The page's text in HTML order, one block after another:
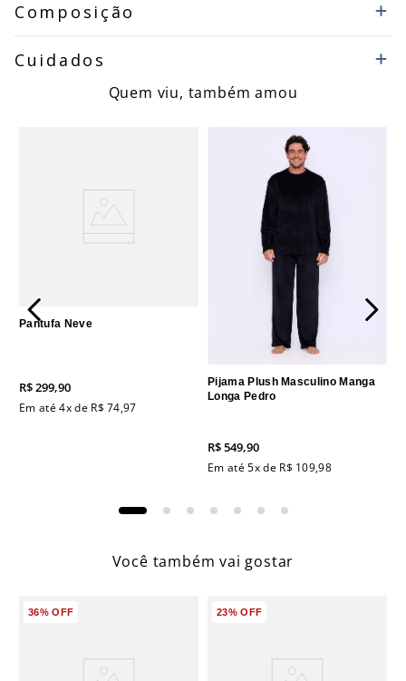
Composição
Cuidados
Quem viu, também amou
Pantufa Neve
R$299,90
Em até4x de R$ 74,97
Pijama Plush Masculino Manga
Longa Pedro
R$549,90
Em até5x de R$ 109,98
Você também vai gostar
36%OFF 23%OFF